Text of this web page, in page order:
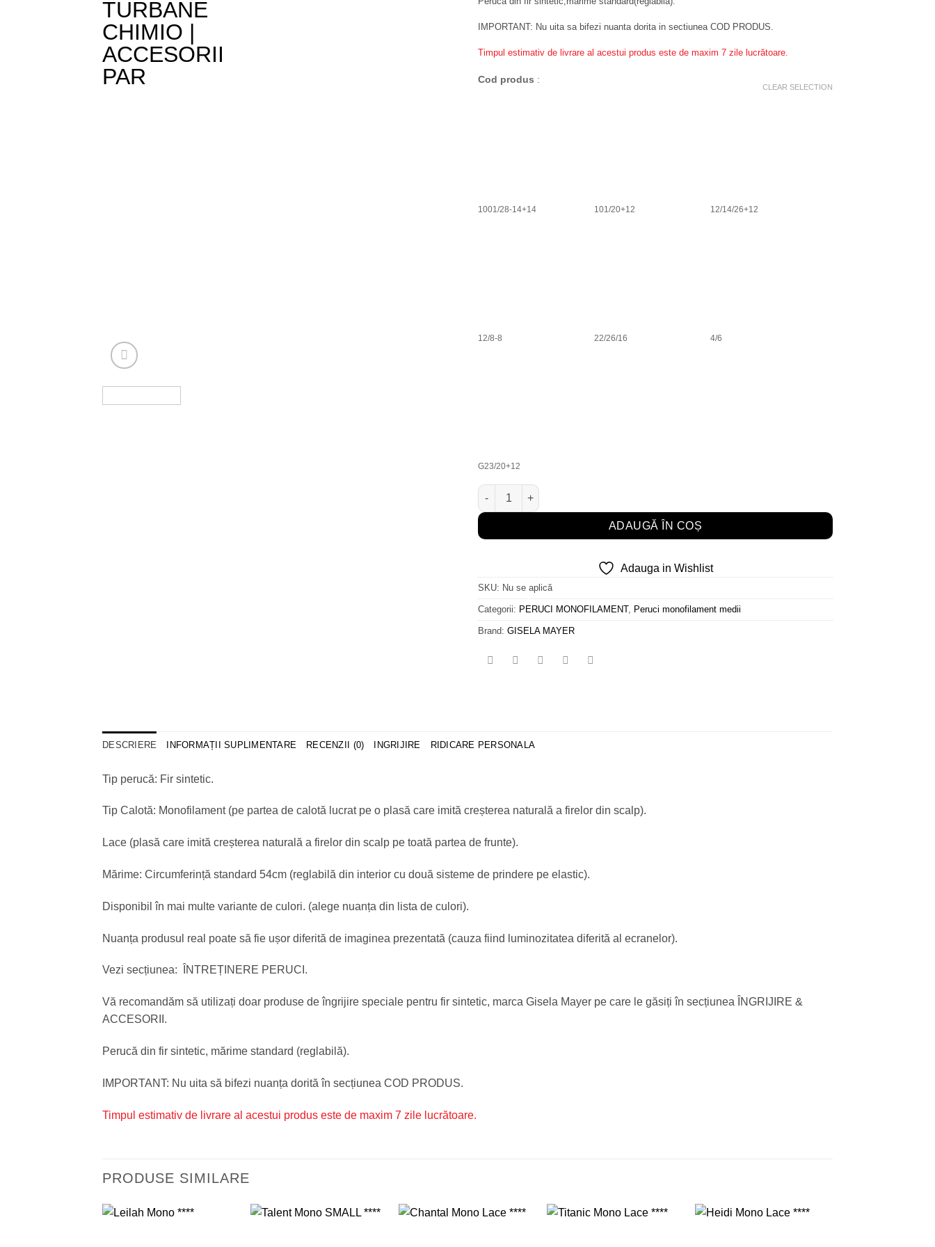
IMPORTANT: Nu uita sa bifezi nuanta dorita in sectiunea COD PRODUS.
Timpul estimativ de livrare al acestui produs este de maxim 7 zile lucrătoare.
Cod produs :
1001/28-14+14 101/20+12 12/14/26+12
12/8-8 22/26/16 4/6
G23/20+12
CLEAR SELECTION
Cantitate Tonia Mono Lace Long ****
ADAUGĂ ÎN COȘ
Adauga in Wishlist
SKU: Nu se aplică
Categorii: PERUCI MONOFILAMENT, Peruci monofilament medii
Brand: GISELA MAYER
DESCRIERE INFORMAȚII SUPLIMENTARE RECENZII (0) INGRIJIRE RIDICARE PERSONALA
Tip perucă: Fir sintetic.
Tip Calotă: Monofilament (pe partea de calotă lucrat pe o plasă care imită creșterea naturală a firelor din scalp).
Lace (plasă care imită creșterea naturală a firelor din scalp pe toată partea de frunte).
Mărime: Circumferință standard 54cm (reglabilă din interior cu două sisteme de prindere pe elastic).
Disponibil în mai multe variante de culori. (alege nuanța din lista de culori).
Nuanța produsul real poate să fie ușor diferită de imaginea prezentată (cauza fiind luminozitatea diferită al ecranelor).
Vezi secțiunea: ÎNTREȚINERE PERUCI.
Vă recomandăm să utilizați doar produse de îngrijire speciale pentru fir sintetic, marca Gisela Mayer pe care le găsiți în secțiunea ÎNGRIJIRE &
ACCESORII.
Perucă din fir sintetic, mărime standard (reglabilă).
IMPORTANT: Nu uita să bifezi nuanța dorită în secțiunea COD PRODUS.
Timpul estimativ de livrare al acestui produs este de maxim 7 zile lucrătoare.
PRODUSE SIMILARE